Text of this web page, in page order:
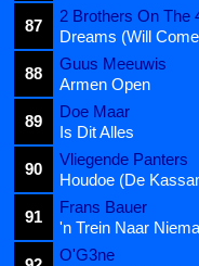
87
2 Brothers On The
Dreams (Will
88
Guus Meeuwis
Armen Open
89
Doe Maar
Is Dit Alles
90
Vliegende Panters
Houdoe (De
91
Frans Bauer
'n Trein Naar
O'G3ne